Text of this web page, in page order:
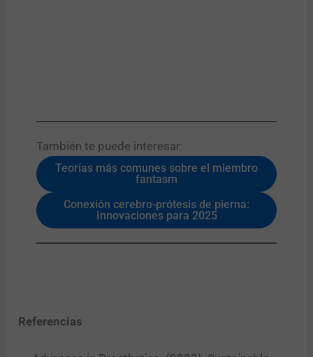
También te puede interesar:​
Teorías más comunes sobre el miembro
fantasm
Conexión cerebro-prótesis de pierna:
Innovaciones para 2025
Referencias